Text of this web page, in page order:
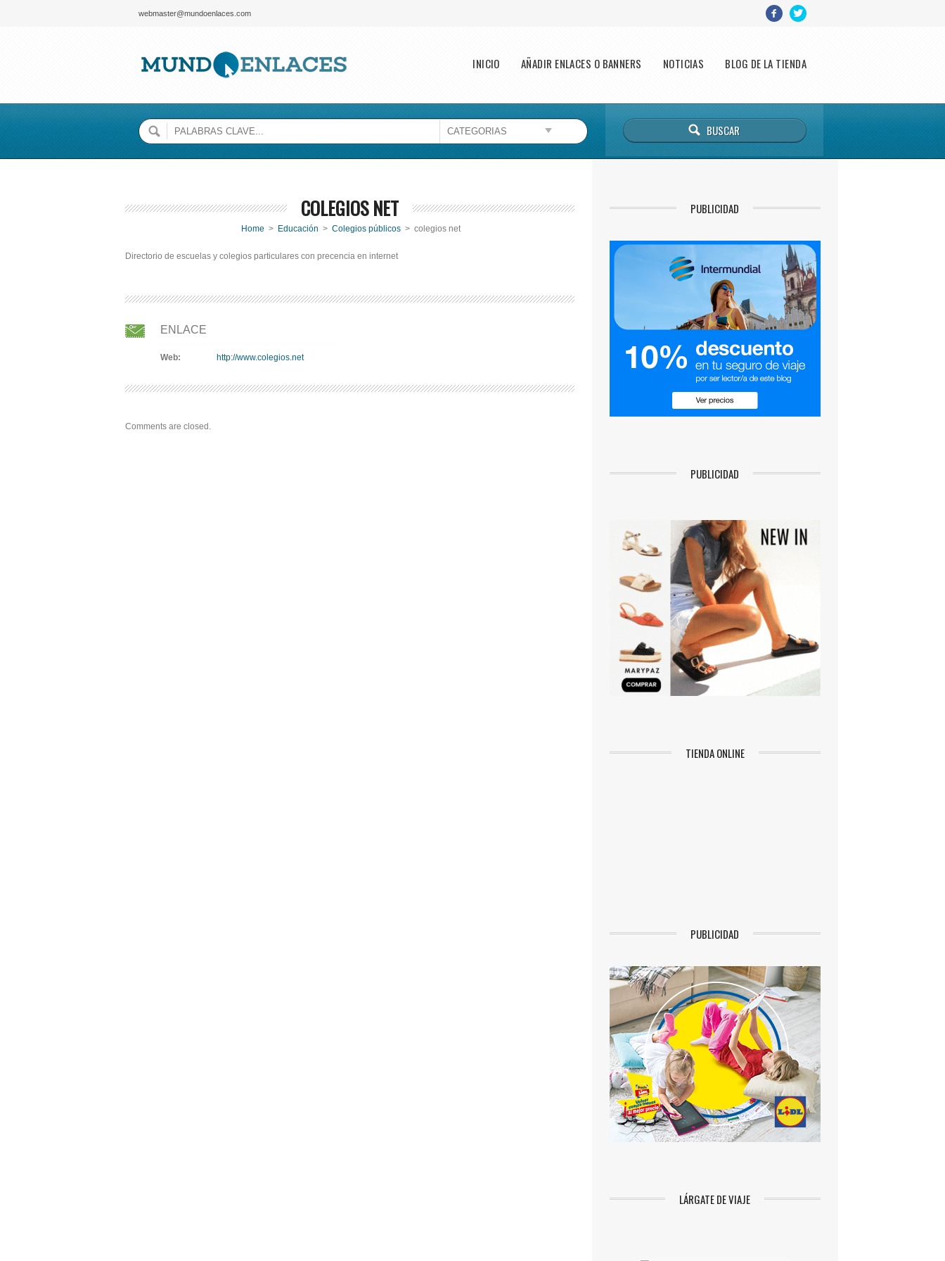
webmaster@mundoenlaces.com
Main menu
INICIO AÑADIR ENLACES O BANNERS NOTICIAS BLOG DE LA TIENDA
COLEGIOS NET
Home > Educación > Colegios públicos > colegios net
Directorio de escuelas y colegios particulares con precencia en internet
ENLACE
Web: http://www.colegios.net
Comments are closed.
PUBLICIDAD
PUBLICIDAD
TIENDA ONLINE
PUBLICIDAD
LÁRGATE DE VIAJE